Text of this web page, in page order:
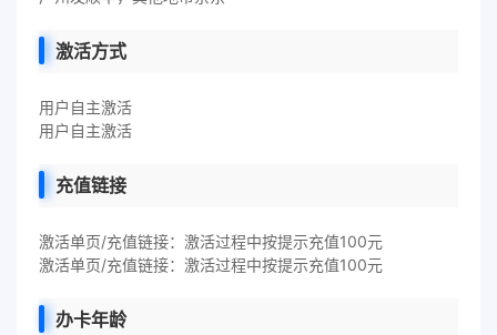
激活方式
用户自主激活
用户自主激活
充值链接
激活单页/充值链接：激活过程中按提示充值100元
激活单页/充值链接：激活过程中按提示充值100元
办卡年龄